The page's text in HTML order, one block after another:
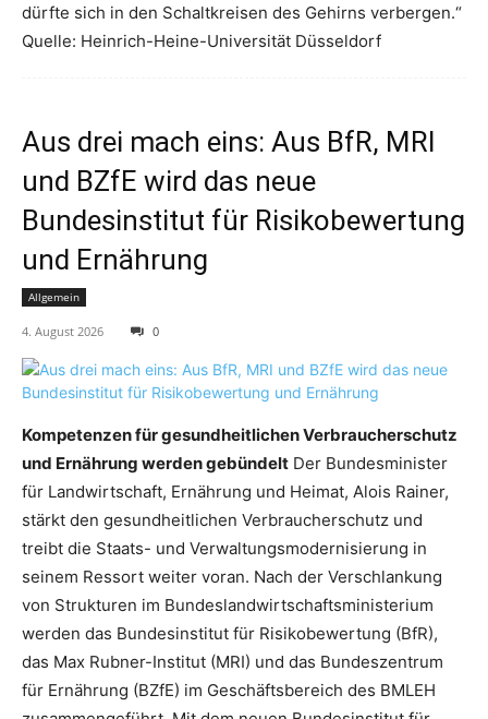
dürfte sich in den Schaltkreisen des Gehirns verbergen.“
Quelle: Heinrich-Heine-Universität Düsseldorf
Aus drei mach eins: Aus BfR, MRI
und BZfE wird das neue
Bundesinstitut für Risikobewertung
und Ernährung
Allgemein
4. August 2026 0
Kompetenzen für gesundheitlichen Verbraucherschutz
und Ernährung werden gebündelt Der Bundesminister
für Landwirtschaft, Ernährung und Heimat, Alois Rainer,
stärkt den gesundheitlichen Verbraucherschutz und
treibt die Staats- und Verwaltungsmodernisierung in
seinem Ressort weiter voran. Nach der Verschlankung
von Strukturen im Bundeslandwirtschaftsministerium
werden das Bundesinstitut für Risikobewertung (BfR),
das Max Rubner-Institut (MRI) und das Bundeszentrum
für Ernährung (BZfE) im Geschäftsbereich des BMLEH